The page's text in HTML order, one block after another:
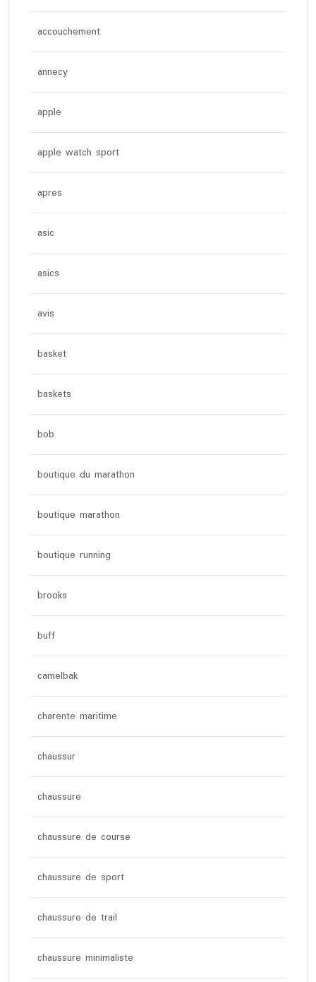
accouchement
annecy
apple
apple watch sport
apres
asic
asics
avis
basket
baskets
bob
boutique du marathon
boutique marathon
boutique running
brooks
buff
camelbak
charente maritime
chaussur
chaussure
chaussure de course
chaussure de sport
chaussure de trail
chaussure minimaliste